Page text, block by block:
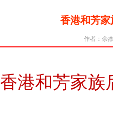
香港和芳
作者：余
香港和芳家族